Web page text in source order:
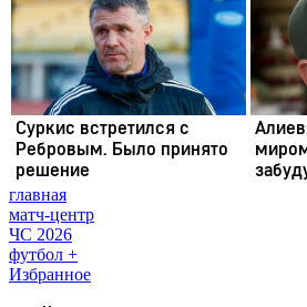
главная
матч-центр
ЧС 2026
футбол +
Избранное